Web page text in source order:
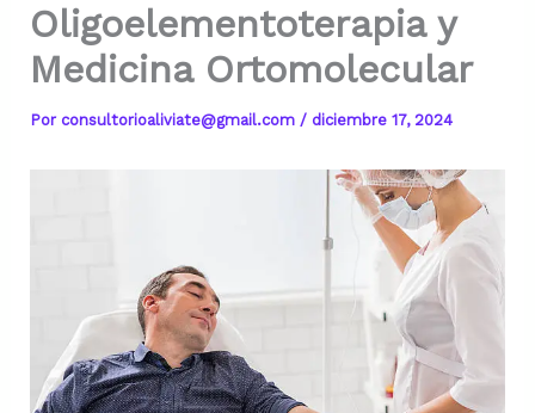
Oligoelementoterapia y
Medicina Ortomolecular
Por consultorioaliviate@gmail.com / diciembre 17, 2024